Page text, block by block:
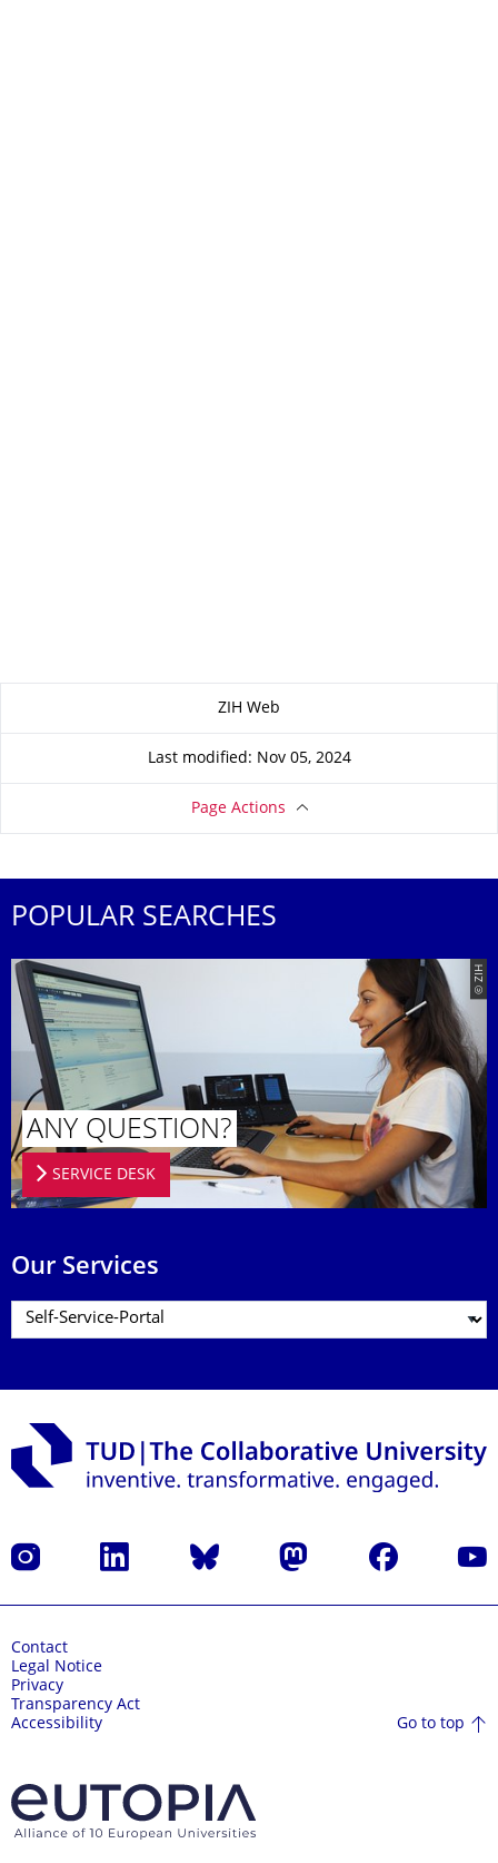
ZIH Web
Last modified: Nov 05, 2024
Page Actions
POPULAR SEARCHES
© ZIH
ANY QUESTION?
SERVICE DESK
Our Services
Instagram LinkedIn Bluesky Mastodon Facebook
Contact
Legal Notice
Privacy
Transparency Act
Accessibility
Go to top